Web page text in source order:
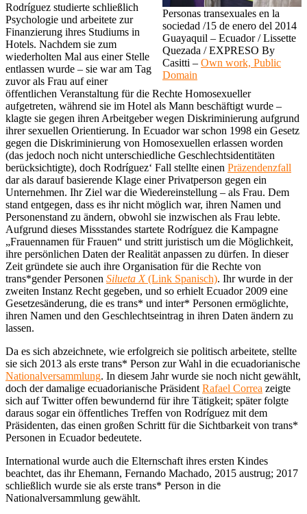
Personas transexuales en la
sociedad /15 de enero del 2014
Guayaquil – Ecuador / Lissette
Quezada / EXPRESO By
Casitti – Own work, Public
Domain
Rodríguez studierte schließlich
Psychologie und arbeitete zur
Finanzierung ihres Studiums in
Hotels. Nachdem sie zum
wiederholten Mal aus einer Stelle
entlassen wurde – sie war am Tag
zuvor als Frau auf einer
öffentlichen Veranstaltung für die Rechte Homosexueller
aufgetreten, während sie im Hotel als Mann beschäftigt wurde –
klagte sie gegen ihren Arbeitgeber wegen Diskriminierung aufgrund
ihrer sexuellen Orientierung. In Ecuador war schon 1998 ein Gesetz
gegen die Diskriminierung von Homosexuellen erlassen worden
(das jedoch noch nicht unterschiedliche Geschlechtsidentitäten
berücksichtigte), doch Rodríguez‘ Fall stellte einen Präzendenzfall
dar als darauf basierende Klage einer Privatperson gegen ein
Unternehmen. Ihr Ziel war die Wiedereinstellung – als Frau. Dem
stand entgegen, dass es ihr nicht möglich war, ihren Namen und
Personenstand zu ändern, obwohl sie inzwischen als Frau lebte.
Aufgrund dieses Missstandes startete Rodríguez die Kampagne
„Frauennamen für Frauen“ und stritt juristisch um die Möglichkeit,
ihre persönlichen Daten der Realität anpassen zu dürfen. In dieser
Zeit gründete sie auch ihre Organisation für die Rechte von
trans*gender Personen Silueta X(Link Spanisch). Ihr wurde in der
zweiten Instanz Recht gegeben, und so erhielt Ecuador 2009 eine
Gesetzesänderung, die es trans* und inter* Personen ermöglichte,
ihren Namen und den Geschlechtseintrag in ihren Daten ändern zu
lassen.
Da es sich abzeichnete, wie erfolgreich sie politisch arbeitete, stellte
sie sich 2013 als erste trans* Person zur Wahl in die ecuadorianische
Nationalversammlung. In diesem Jahr wurde sie noch nicht gewählt,
doch der damalige ecuadorianische Präsident Rafael Correa zeigte
sich auf Twitter offen bewundernd für ihre Tätigkeit; später folgte
daraus sogar ein öffentliches Treffen von Rodríguez mit dem
Präsidenten, das einen großen Schritt für die Sichtbarkeit von trans*
Personen in Ecuador bedeutete.
International wurde auch die Elternschaft ihres ersten Kindes
beachtet, das ihr Ehemann, Fernando Machado, 2015 austrug; 2017
schließlich wurde sie als erste trans* Person in die
Nationalversammlung gewählt.